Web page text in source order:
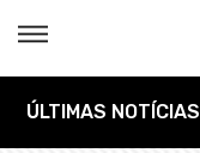
ÚLTIMAS NOTÍCIAS